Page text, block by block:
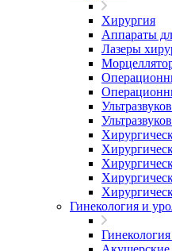
Хирургия
Аппараты
Лазеры
Гинекология и